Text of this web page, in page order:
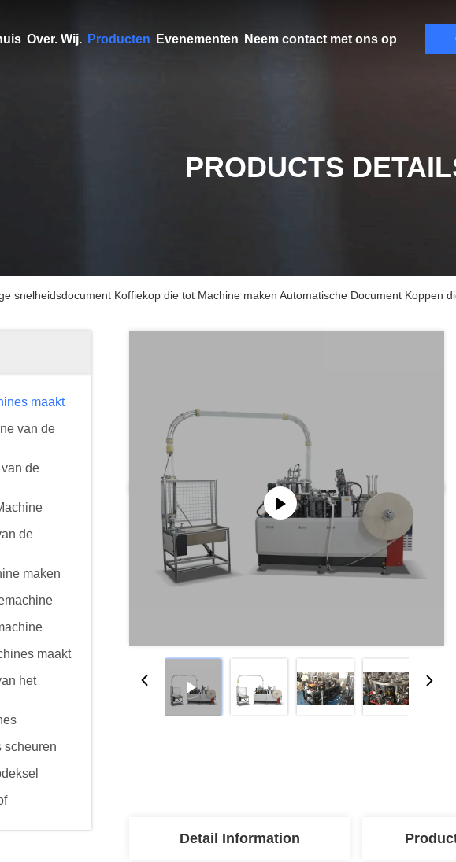
Over. Wij. Producten Evenementen Neem contact met ons op
PRODUCTS
snelheidsdocument Koffiekop die tot Machine maken Automatische Document Koppen
maakt
van de
de
de
maken
maakt
het
scheuren
Detail Information